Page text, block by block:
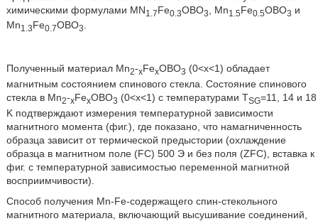
химическими формулами MN1.7Fe0.3ОВО3 , Mn1.5Fe0.5OBO3 и
Mn1.3Fe0.7OBO3.
Полученный материал Mn2-xFexOBO3 (0<х<1) обладает
магнитным состоянием спинового стекла. Состояние спинового
стекла в Mn2-xFexOBO3 (0<х<1) с температурами TSG=11, 14 и 18
K подтверждают измерения температурной зависимости
магнитного момента (фиг.), где показано, что намагниченность
образца зависит от термической предыстории (охлаждение
образца в магнитном поле (FC) 500 Э и без поля (ZFC), вставка к
фиг. с температурной зависимостью переменной магнитной
восприимчивости).
Способ получения Mn-Fe-содержащего спин-стекольного
магнитного материала, включающий высушивание соединений,